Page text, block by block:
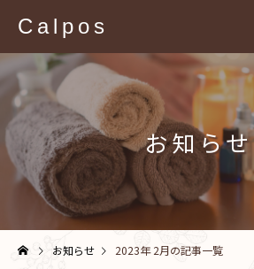
Calpos
お知らせ
お知らせ 2023年 2月の記事一覧